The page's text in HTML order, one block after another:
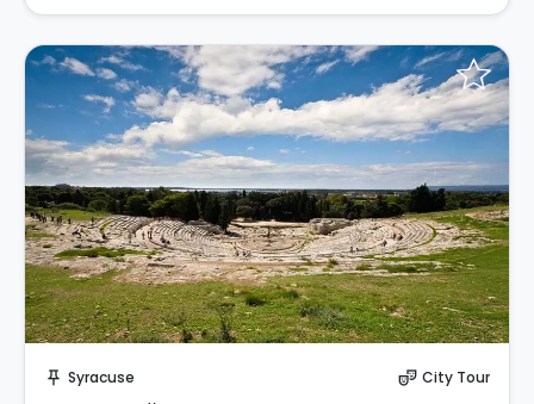
push_pin Syracuse theater_comedy City Tour